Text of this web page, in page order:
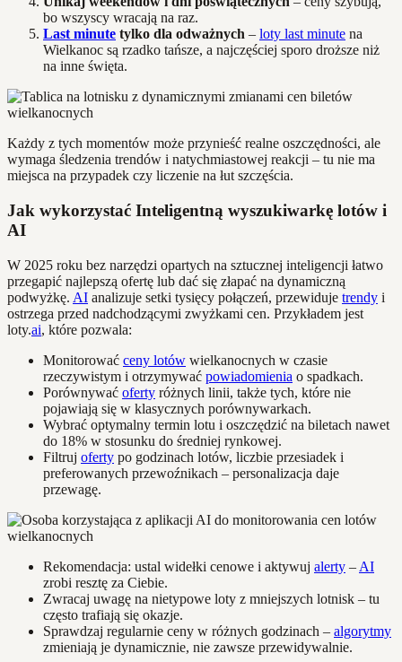
bo wszyscy wracają na raz.
Last minute tylko dla odważnych – loty last minute na
Wielkanoc są rzadko tańsze, a najczęściej sporo droższe niż
na inne święta.
Każdy z tych momentów może przynieść realne oszczędności, ale
wymaga śledzenia trendów i natychmiastowej reakcji – tu nie ma
miejsca na przypadek czy liczenie na łut szczęścia.
Jak wykorzystać Inteligentną wyszukiwarkę lotów i
AI
W 2025 roku bez narzędzi opartych na sztucznej inteligencji łatwo
przegapić najlepszą ofertę lub dać się złapać na dynamiczną
podwyżkę. AI analizuje setki tysięcy połączeń, przewiduje trendy i
ostrzega przed nadchodzącymi zwyżkami cen. Przykładem jest
loty.ai, które pozwala:
Monitorować ceny lotów wielkanocnych w czasie
rzeczywistym i otrzymywać powiadomienia o spadkach.
Porównywać oferty różnych linii, także tych, które nie
pojawiają się w klasycznych porównywarkach.
Wybrać optymalny termin lotu i oszczędzić na biletach nawet
do 18% w stosunku do średniej rynkowej.
Filtruj oferty po godzinach lotów, liczbie przesiadek i
preferowanych przewoźnikach – personalizacja daje
przewagę.
Rekomendacja: ustal widełki cenowe i aktywuj alerty – AI
zrobi resztę za Ciebie.
Zwracaj uwagę na nietypowe loty z mniejszych lotnisk – tu
często trafiają się okazje.
Sprawdzaj regularnie ceny w różnych godzinach – algorytmy
zmieniają je dynamicznie, nie zawsze przewidywalnie.